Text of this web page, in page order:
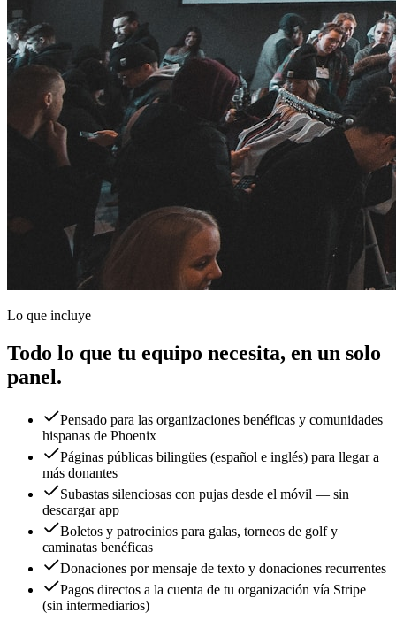
Lo que incluye
Todo lo que tu equipo necesita, en un solo
panel.
Pensado para las organizaciones benéficas y comunidades
hispanas de Phoenix
Páginas públicas bilingües (español e inglés) para llegar a
más donantes
Subastas silenciosas con pujas desde el móvil — sin
descargar app
Boletos y patrocinios para galas, torneos de golf y
caminatas benéficas
Donaciones por mensaje de texto y donaciones recurrentes
Pagos directos a la cuenta de tu organización vía Stripe
(sin intermediarios)